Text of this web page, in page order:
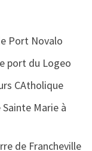
Port Novalo
port du Logeo
CAtholique
Marie à
de Francheville